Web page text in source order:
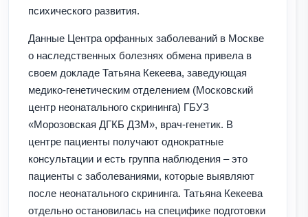
психического развития.
Данные Центра орфанных заболеваний в Москве
о наследственных болезнях обмена привела в
своем докладе Татьяна Кекеева, заведующая
медико-генетическим отделением (Московский
центр неонатального скрининга) ГБУЗ
«Морозовская ДГКБ ДЗМ», врач-генетик. В
центре пациенты получают однократные
консультации и есть группа наблюдения – это
пациенты с заболеваниями, которые выявляют
после неонатального скрининга. Татьяна Кекеева
отдельно остановилась на специфике подготовки